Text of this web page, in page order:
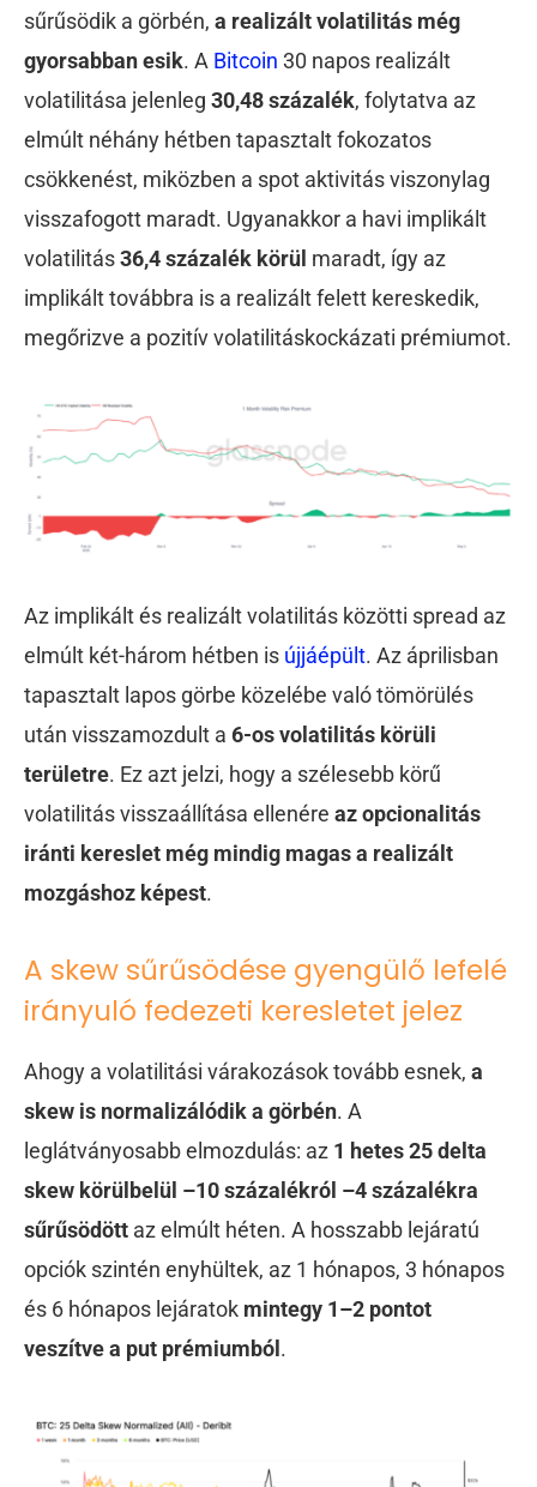
sűrűsödik a görbén, a realizált volatilitás még
gyorsabban esik. A Bitcoin 30 napos realizált
volatilitása jelenleg 30,48 százalék, folytatva az
elmúlt néhány hétben tapasztalt fokozatos
csökkenést, miközben a spot aktivitás viszonylag
visszafogott maradt. Ugyanakkor a havi implikált
volatilitás36,4 százalék körül maradt, így az
implikált továbbra is a realizált felett kereskedik,
megőrizve a pozitív volatilitáskockázati prémiumot.
Az implikált és realizált volatilitás közötti spread az
elmúlt két-három hétben is újjáépült. Az áprilisban
tapasztalt lapos görbe közelébe való tömörülés
után visszamozdult a 6-os volatilitás körüli
területre. Ez azt jelzi, hogy a szélesebb körű
volatilitás visszaállítása ellenére az opcionalitás
iránti kereslet még mindig magas a realizált
mozgáshoz képest.
A skew sűrűsödése gyengülő lefelé
irányuló fedezeti keresletet jelez
Ahogy a volatilitási várakozások tovább esnek, a
skew is normalizálódik a görbén. A
leglátványosabb elmozdulás: az 1 hetes 25 delta
skew körülbelül –10 százalékról –4 százalékra
sűrűsödött az elmúlt héten. A hosszabb lejáratú
opciók szintén enyhültek, az 1 hónapos, 3 hónapos
és 6 hónapos lejáratok mintegy 1–2 pontot
veszítve a put prémiumból .